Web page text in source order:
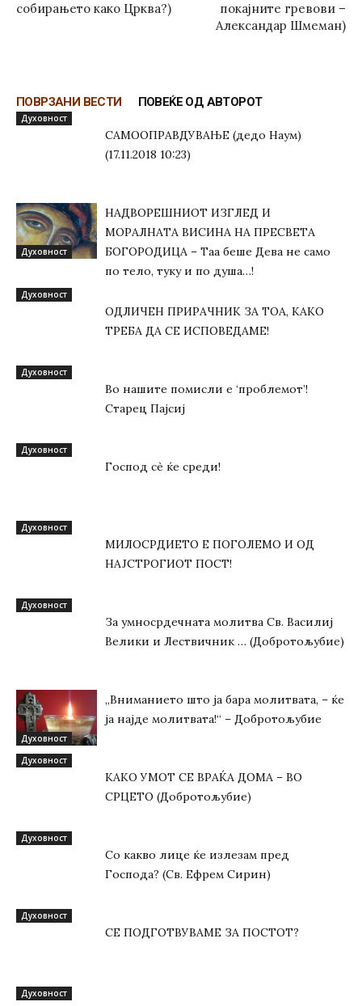
собирањето како Црква?)
покајните гревови –
Александар Шмеман)
ПОВРЗАНИ ВЕСТИ ПОВЕЌЕ ОД АВТОРОТ
Духовност
САМООПРАВДУВАЊЕ (дедо Наум)
(17.11.2018 10:23)
Духовност
НАДВОРЕШНИОТ ИЗГЛЕД И
МОРАЛНАТА ВИСИНА HA ПРЕСВЕТА
БОГОРОДИЦА – Таа беше Дева не само
по тело, туку и по душа…!
Духовност
ОДЛИЧЕН ПРИРАЧНИК ЗА ТОА, КАКО
ТРЕБА ДА СЕ ИСПОВЕДАМЕ!
Духовност
Во нашите помисли е ‘проблемот’!
Старец Пајсиј
Духовност
Господ сѐ ќе среди!
Духовност
МИЛОСРДИЕТО Е ПОГОЛЕМО И ОД
НАЈСТРОГИОТ ПОСТ!
Духовност
За умносрдечната молитва Св. Василиј
Велики и Лествичник … (Добротољубие)
Духовност
„Вниманието што jа бара молитвата, – ќе
jа најде молитвата!“ – Добротољубие
Духовност
КАКО УМОТ СЕ ВРАЌА ДОМА – ВО
СРЦЕТО (Добротољубие)
Духовност
Со какво лице ќе излезам пред
Господа? (Св. Ефрем Сирин)
Духовност
СЕ ПОДГОТВУВАМЕ ЗА ПОСТОТ?
Духовност